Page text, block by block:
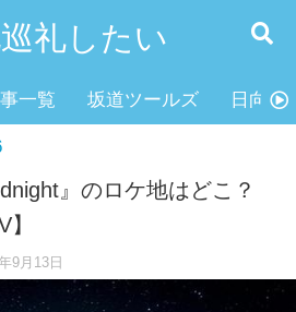
礼したい
一覧 坂道ツールズ 日向坂
』のロケ地はどこ？
9月13日